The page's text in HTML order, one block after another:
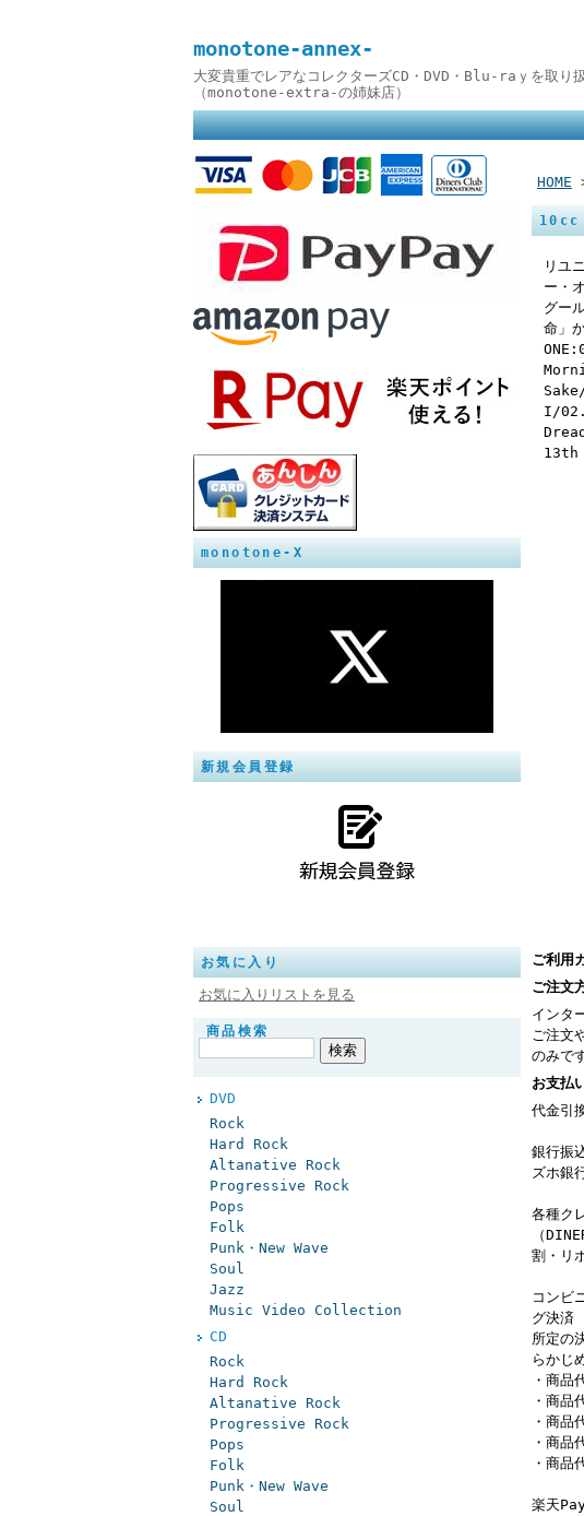
monotone-annex-
大変貴重でレアなコレクターズCD・DVD・Blu-raｙを取り
（monotone-extra-の姉妹店）
monotone-X
新規会員登録
お気に入り
お気に入りリストを見る
商品検索
DVD
Rock
Hard Rock
Altanative Rock
Progressive Rock
Pops
Folk
Punk・New Wave
Soul
Jazz
Music Video Collection
CD
Rock
Hard Rock
Altanative Rock
Progressive Rock
Pops
Folk
Punk・New Wave
Soul
HOME
10cc
リユ
ー・
グー
命」
I/
13th
ご利用
ご注文
インタ
ご注文
のみで
お支払
代金引
銀行振
ズホ銀
各種ク
（
割・リ
コンビ
グ決済
所定の
らかじ
・商
・商
・商
・商
・商
楽天